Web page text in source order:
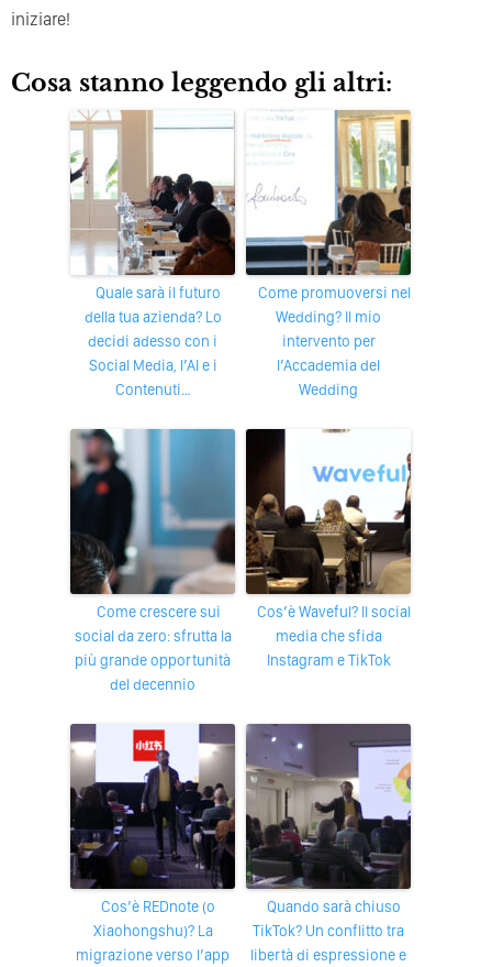
iniziare!
Cosa stanno leggendo gli altri:
Quale sarà il futuro
della tua azienda? Lo
decidi adesso con i
Social Media, l’AI e i
Contenuti…
Come promuoversi nel
Wedding? Il mio
intervento per
l’Accademia del
Wedding
Come crescere sui
social da zero: sfrutta la
più grande opportunità
del decennio
Cos’è Waveful? Il social
media che sfida
Instagram e TikTok
Cos’è REDnote (o
Xiaohongshu)? La
migrazione verso l’app
Quando sarà chiuso
TikTok? Un conflitto tra
libertà di espressione e